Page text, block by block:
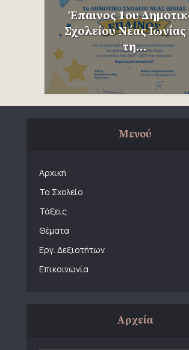
Έπαινος 1ου
Σχολείου Νέας Ιωνίας
τη...
Μενού
Αρχική
Το Σχολείο
Τάξεις
Θέματα
Εργ. Δεξιοτήτων
Επικοινωνία
Αρχεία